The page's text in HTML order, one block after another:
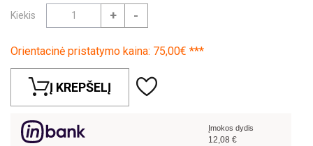
Kiekis + -
Orientacinė pristatymo kaina: 75,00€ ***
Į KREPŠELĮ
Įmokos dydis
12,08 €